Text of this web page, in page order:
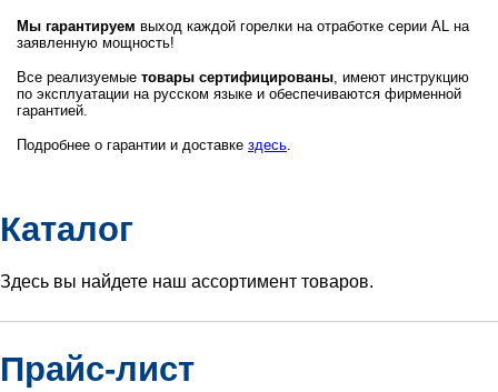
Мы гарантируем выход каждой горелки на отработке серии AL на
заявленную мощность!
Все реализуемые товары сертифицированы, имеют инструкцию
по эксплуатации на русском языке и обеспечиваются фирменной
гарантией.
Подробнее о гарантии и доставке здесь.
Каталог
Здесь вы найдете наш ассортимент товаров.
Прайс-лист